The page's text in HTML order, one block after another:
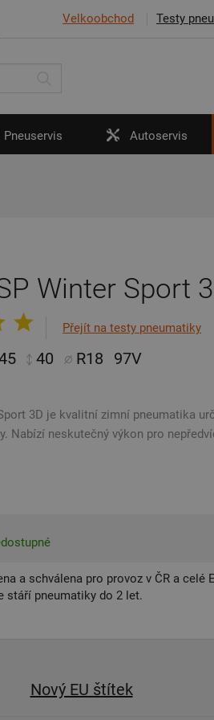
Velkoobchod Testy
Pneuservis Autoservis
Winter Sport
Přejít na testy pneumatiky
40 R18 97V
3D je kvalitní zimní pneumatika
Nabízí neskutečný výkon pro
a schválena pro provoz v ČR a celé
stáří pneumatiky do 2 let.
Nový EU štítek